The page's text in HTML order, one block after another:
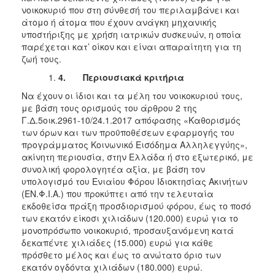
νοικοκυριό που στη σύνθεσή του περιλαμβάνει και
άτομο ή άτομα που έχουν ανάγκη μηχανικής
υποστήριξης με χρήση ιατρικών συσκευών, η οποία
παρέχεται κατ’ οίκον και είναι απαραίτητη για τη
ζωή τους.
4. Περιουσιακά κριτήρια
Να έχουν οι ίδιοι και τα μέλη του νοικοκυριού τους,
με βάση τους ορισμούς του άρθρου 2 της
Γ.Δ.5οικ.2961-10/24.1.2017 απόφασης «Καθορισμός
των όρων και των προϋποθέσεων εφαρμογής του
προγράμματος Κοινωνικό Εισόδημα Αλληλεγγύης»,
ακίνητη περιουσία, στην Ελλάδα ή στο εξωτερικό, με
συνολική φορολογητέα αξία, με βάση τον
υπολογισμό του Ενιαίου Φόρου Ιδιοκτησίας Ακινήτων
(ΕΝ.Φ.Ι.Α.) που προκύπτει από την τελευταία
εκδοθείσα πράξη προσδιορισμού φόρου, έως το ποσό
των εκατόν είκοσι χιλιάδων (120.000) ευρώ για το
μονοπρόσωπο νοικοκυριό, προσαυξανόμενη κατά
δεκαπέντε χιλιάδες (15.000) ευρώ για κάθε
πρόσθετο μέλος και έως το ανώτατο όριο των
εκατόν ογδόντα χιλιάδων (180.000) ευρώ.